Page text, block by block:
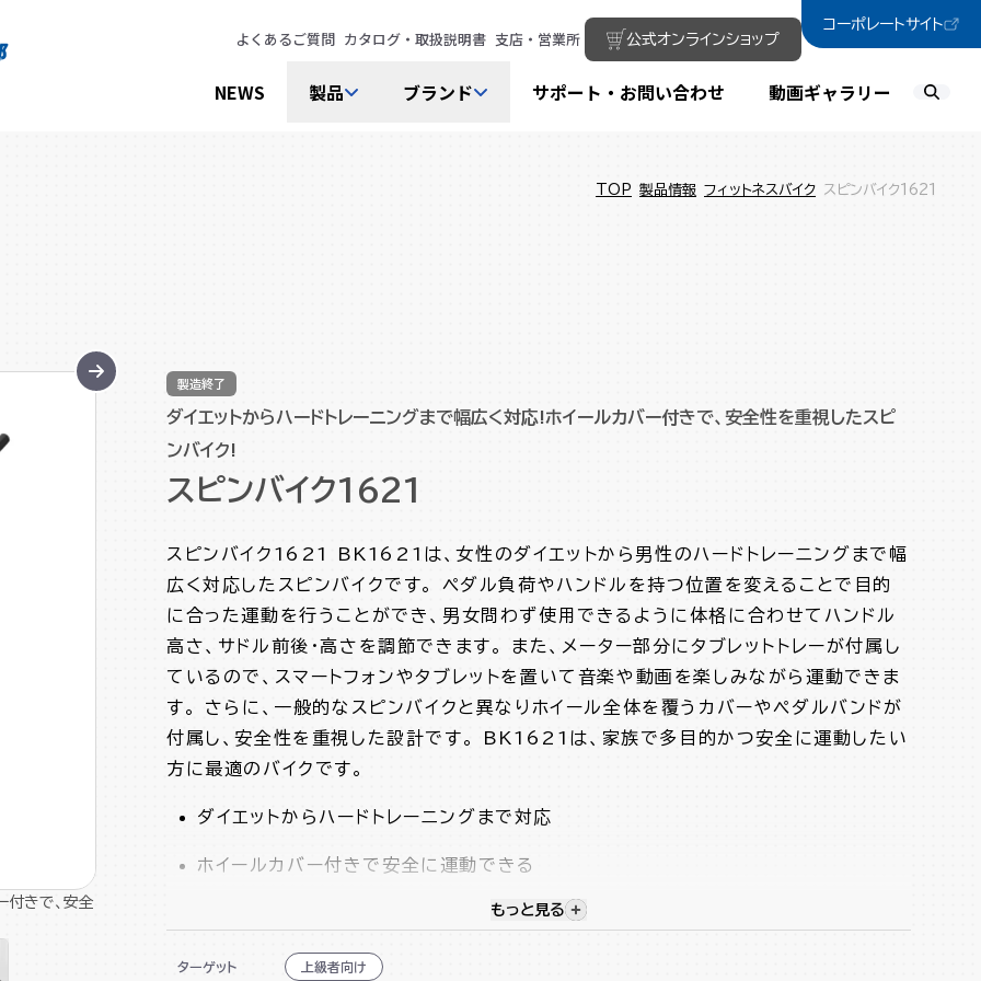
よくあるご質問 カタログ・取扱説明書 支店・営業所 公式オンラインショップ
コーポレートサイト
NEWS 製品 ブランド サポート・お問い合わせ 動画ギャラリー
TOP 製品情報 フィットネスバイク スピンバイク1621
製造終了
ダイエットからハードトレーニングまで幅広く対応!ホイールカバー付きで、安全性を重視したスピ
ンバイク!
スピンバイク1621
付きで、安全
スピンバイク1621 BK1621は、女性のダイエットから男性のハードトレーニングまで幅
広く対応したスピンバイクです。 ペダル負荷やハンドルを持つ位置を変えることで目的
に合った運動を行うことができ、男女問わず使用できるように体格に合わせてハンドル
高さ、サドル前後・高さを調節できます。 また、メーター部分にタブレットトレーが付属し
ているので、スマートフォンやタブレットを置いて音楽や動画を楽しみながら運動できま
す。 さらに、一般的なスピンバイクと異なりホイール全体を覆うカバーやペダルバンドが
付属し、安全性を重視した設計です。 BK1621は、家族で多目的かつ安全に運動したい
方に最適のバイクです。
ダイエットからハードトレーニングまで対応
ホイールカバー付きで安全に運動できる
ロングハンドルで運動姿勢の変更が可能
ハンドル高さ、サドル高さ・前後調節が可能
視覚的に非表示のコンテンツを表示する
もっと見る
ターゲット 上級者向け